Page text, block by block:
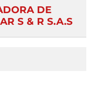
DE
S & R S.A.S